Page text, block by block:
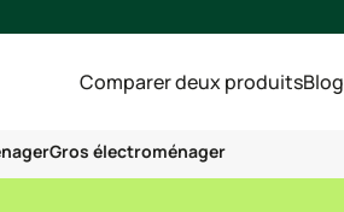
Comparer deux produitsBlog
Gros électroménager